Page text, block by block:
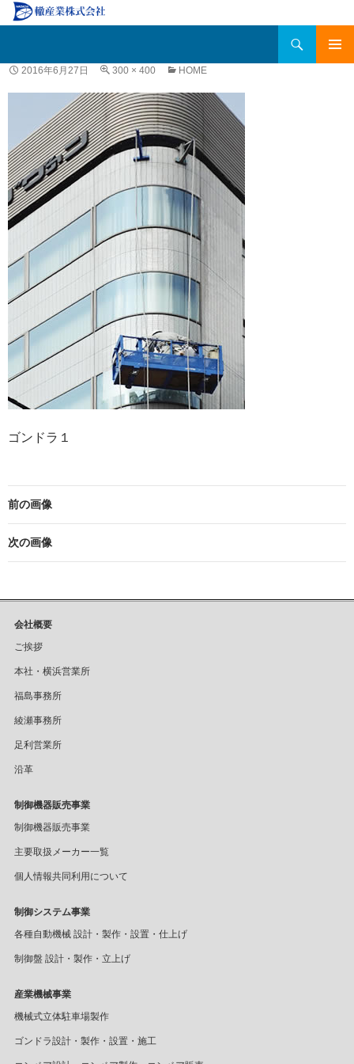
ン
テ
移
動
2016年6月27日 300 × 400 HOME
ゴンドラ１
前の画像
次の画像
会社概要
ご挨拶
本社・横浜営業所
福島事務所
綾瀬事務所
足利営業所
沿革
制御機器販売事業
制御機器販売事業
主要取扱メーカー一覧
個人情報共同利用について
制御システム事業
各種自動機械 設計・製作・設置・仕上げ
制御盤 設計・製作・立上げ
産業機械事業
機械式立体駐車場製作
ゴンドラ設計・製作・設置・施工